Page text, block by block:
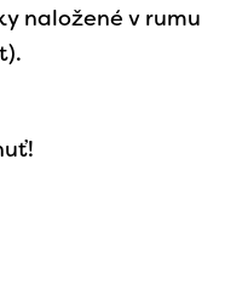
naložené v rumu